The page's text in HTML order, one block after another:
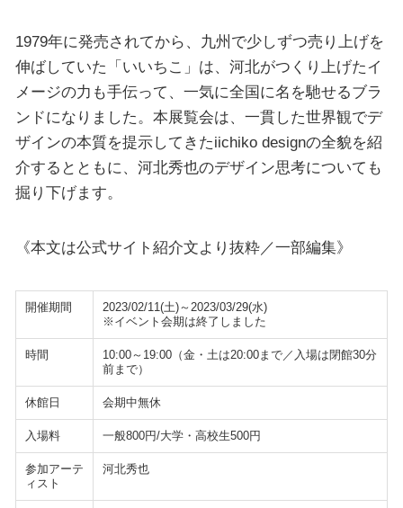
1979年に発売されてから、九州で少しずつ売り上げを
伸ばしていた「いいちこ」は、河北がつくり上げたイ
メージの力も手伝って、一気に全国に名を馳せるブラ
ンドになりました。本展覧会は、一貫した世界観でデ
ザインの本質を提示してきたiichiko designの全貌を紹
介するとともに、河北秀也のデザイン思考についても
掘り下げます。
《本文は公式サイト紹介文より抜粋／一部編集》
開催期間
2023/02/11(土)～2023/03/29(水)
※イベント会期は終了しました
時間
10:00～19:00（金・土は20:00まで／入場は閉館30分
前まで）
休館日 会期中無休
入場料 一般800円/大学・高校生500円
参加アーテ
ィスト
河北秀也